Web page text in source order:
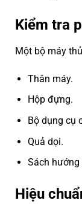
Kiểm tra
Một bộ máy
Thân máy.
Hộp đựng.
Bộ dụng cụ
Quả dọi.
Sách hướng
Hiệu